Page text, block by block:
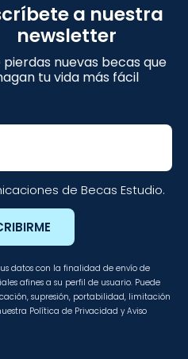
a nuestra
newsletter
pierdas nuevas becas que
tu vida más fácil
de Becas Estudio.
sus datos con la finalidad de envío de
afines a su perfil de usuario. Puede
supresión, portabilidad, limitación
Política de Privacidad y Aviso